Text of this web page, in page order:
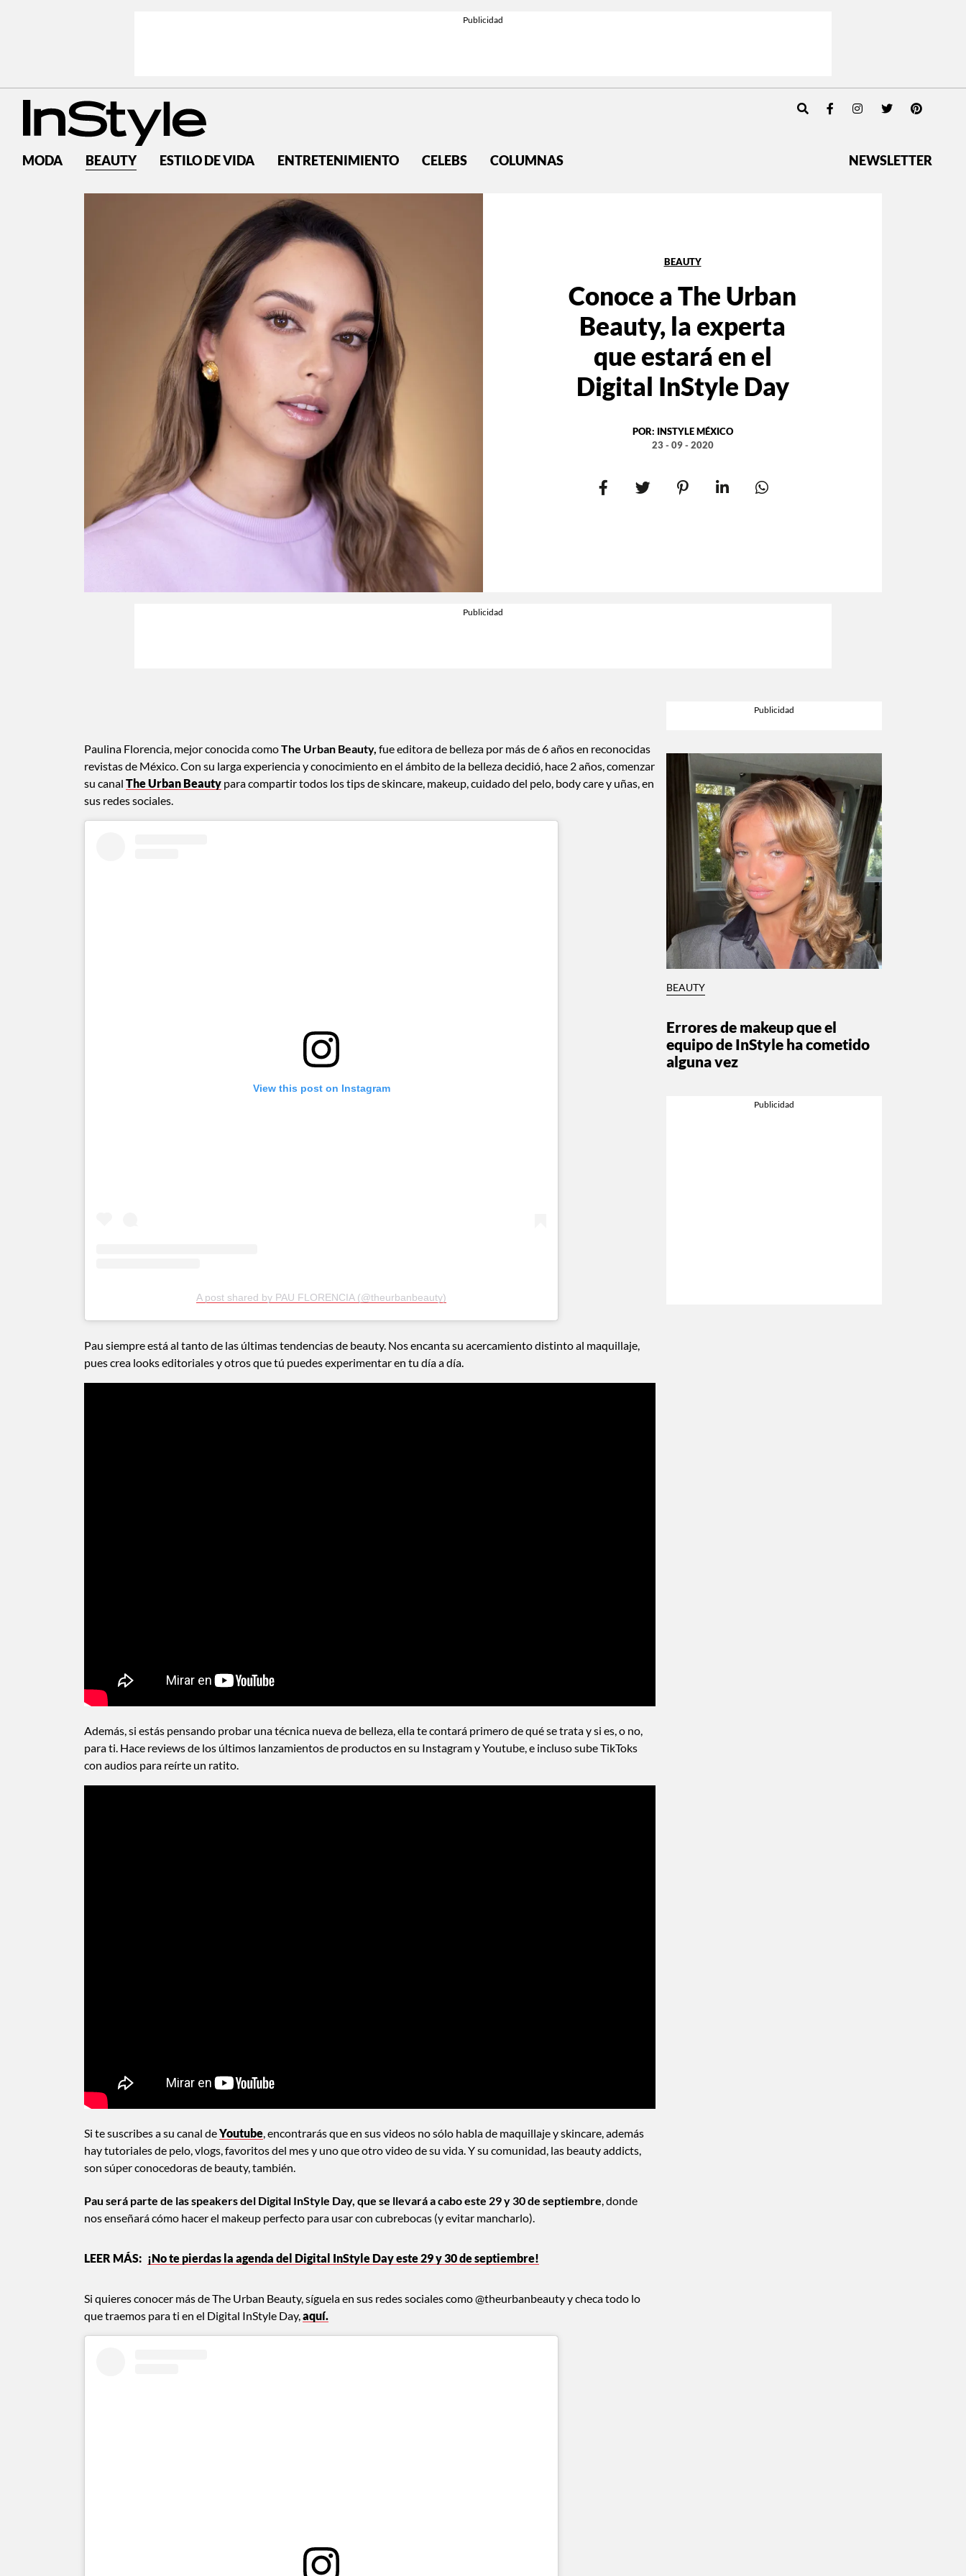
MODA BEAUTY ESTILO DE VIDA ENTRETENIMIENTO CELEBS COLUMNAS NEWSLETTER
BEAUTY
Conoce a The Urban
Beauty, la experta
que estará en el
Digital InStyle Day
POR: INSTYLE MÉXICO
23 - 09 - 2020
Paulina Florencia, mejor conocida comoThe Urban Beauty, fue editora de belleza por más de 6 años en reconocidas
revistas de México. Con su larga experiencia y conocimiento en el ámbito de la belleza decidió, hace 2 años, comenzar
su canal The Urban Beauty para compartir todos los tips de skincare, makeup, cuidado del pelo, body care y uñas, en
sus redes sociales.
View this post on Instagram
A post shared by PAU FLORENCIA (@theurbanbeauty)
Pau siempre está al tanto de las últimas tendencias de beauty. Nos encanta su acercamiento distinto al maquillaje,
pues crea looks editoriales y otros que tú puedes experimentar en tu día a día.
Además, si estás pensando probar una técnica nueva de belleza, ella te contará primero de qué se trata y si es, o no,
para ti. Hace reviews de los últimos lanzamientos de productos en su Instagram y Youtube, e incluso sube TikToks
con audios para reírte un ratito.
Si te suscribes a su canal deYoutube, encontrarás que en sus videos no sólo habla de maquillaje y skincare, además
hay tutoriales de pelo, vlogs, favoritos del mes y uno que otro video de su vida. Y su comunidad, las beauty addicts,
son súper conocedoras de beauty, también.
Pau será parte de las speakers del Digital InStyle Day, que se llevará a cabo este 29 y 30 de septiembre, donde
nos enseñará cómo hacer el makeup perfecto para usar con cubrebocas (y evitar mancharlo).
¡No te pierdas la agenda del Digital InStyle Day este 29 y 30 de septiembre!
Si quieres conocer más de The Urban Beauty, síguela en sus redes sociales como @theurbanbeauty y checa todo lo
que traemos para ti en el Digital InStyle Day,aquí.
BEAUTY
Errores de makeup que el
equipo de InStyle ha cometido
alguna vez